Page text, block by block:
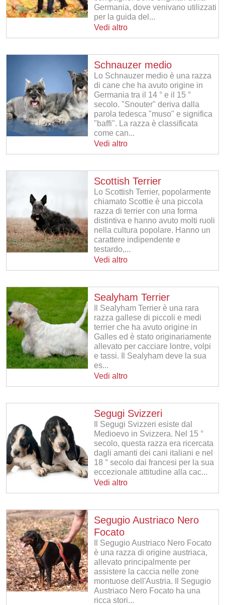
Germania, dove venivano utilizzati
per la guida del...
Vedi altro
Schnauzer medio
Lo Schnauzer medio è una razza
di cane che ha avuto origine in
Germania tra il 14 ° e il 15 °
secolo. "Snouter" deriva dalla
parola tedesca "muso" e significa
"baffi". La razza è classificata
come can...
Vedi altro
Scottish Terrier
Lo Scottish Terrier, popolarmente
chiamato Scottie è una piccola
razza di terrier con una forma
distintiva e hanno avuto molti ruoli
nella cultura popolare. Hanno un
carattere indipendente e
testardo,...
Vedi altro
Sealyham Terrier
Il Sealyham Terrier è una rara
razza gallese di piccoli e medi
terrier che ha avuto origine in
Galles ed è stato originariamente
allevato per cacciare lontre, volpi
e tassi. Il Sealyham deve la sua
es...
Vedi altro
Segugi Svizzeri
Il Segugi Svizzeri esiste dal
Medioevo in Svizzera. Nel 15 °
secolo, questa razza era ricercata
dagli amanti dei cani italiani e nel
18 ° secolo dai francesi per la sua
eccezionale attitudine alla cac...
Vedi altro
Segugio Austriaco Nero
Focato
Il Segugio Austriaco Nero Focato
è una razza di origine austriaca,
allevato principalmente per
assistere la caccia nelle zone
montuose dell'Austria. Il Segugio
Austriaco Nero Focato ha una
ricca stori...